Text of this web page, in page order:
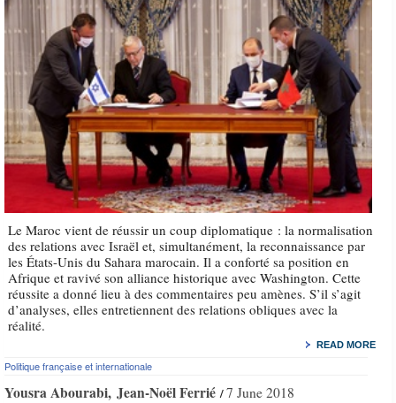
Le Maroc vient de réussir un coup diplomatique : la normalisation
des relations avec Israël et, simultanément, la reconnaissance par
les États-Unis du Sahara marocain. Il a conforté sa position en
Afrique et ravivé son alliance historique avec Washington. Cette
réussite a donné lieu à des commentaires peu amènes. S’il s’agit
d’analyses, elles entretiennent des relations obliques avec la
réalité.
READ MORE
Politique française et internationale
Yousra Abourabi Jean-Noël Ferrié 7 June 2018